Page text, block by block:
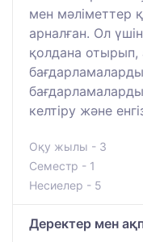
мен мәліметтер
арналған. Ол
қолдана
келтіру және
Оқу жылы - 3
Семестр - 1
Несиелер - 5
Деректер мен